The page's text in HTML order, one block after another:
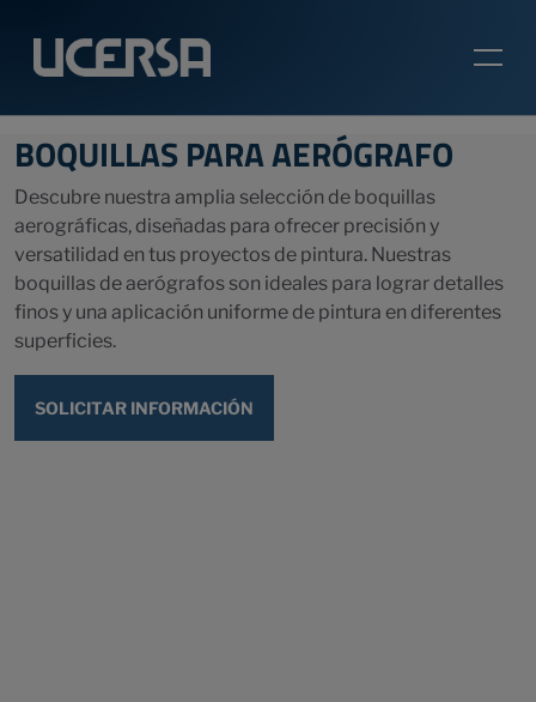
BOQUILLAS PARA AERÓGRAFO
Descubre nuestra amplia selección de boquillas
aerográficas, diseñadas para ofrecer precisión y
versatilidad en tus proyectos de pintura. Nuestras
boquillas de aerógrafos son ideales para lograr detalles
finos y una aplicación uniforme de pintura en diferentes
superficies.
SOLICITAR INFORMACIÓN